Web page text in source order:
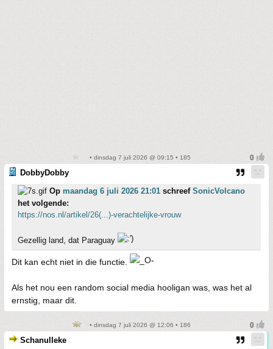
• dinsdag 7 juli 2026 @ 09:15 • 185
DobbyDobby
Op maandag 6 juli 2026 21:01 schreef SonicVolcano
het volgende:
https://nos.nl/artikel/26(...)-verachtelijke-vrouw
Gezellig land, dat Paraguay
Dit kan echt niet in die functie.
Als het nou een random social media hooligan was, was het al
ernstig, maar dit.
• dinsdag 7 juli 2026 @ 12:06 • 186
Schanulleke